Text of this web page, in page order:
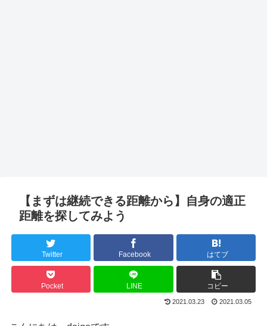
【まずは継続できる距離から】自身の適正
距離を探してみよう
Twitter Facebook はてブ
Pocket LINE コピー
2021.03.23 2021.03.05